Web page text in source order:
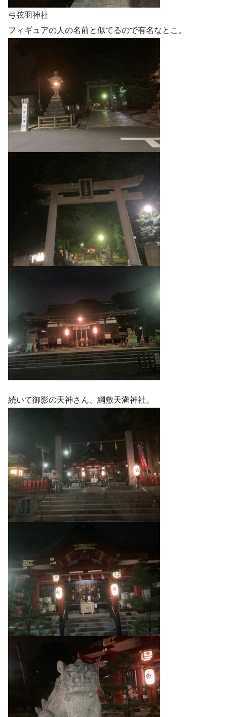
弓弦羽神社
フィギュアの人の名前と似てるので有名なとこ。
続いて御影の天神さん、綱敷天満神社。